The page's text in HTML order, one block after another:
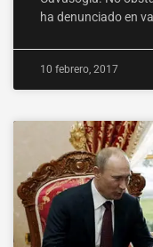
ha denunciado en
10 febrero, 2017